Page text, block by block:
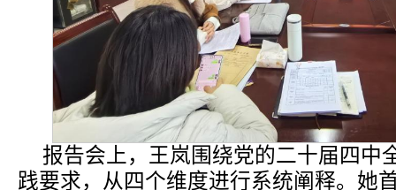
报告会上，王岚围绕党的二十届四中
践要求，从四个维度进行系统阐释。她